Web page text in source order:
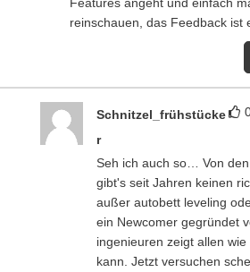
reinschauen, das Feedback ist
Schnitzel_frühstücke
r
Seh ich auch so… Von
gibt's seit Jahren keinen
außer autobett leveling
ein Newcomer gegründet
ingenieuren zeigt allen
kann. Jetzt versuchen